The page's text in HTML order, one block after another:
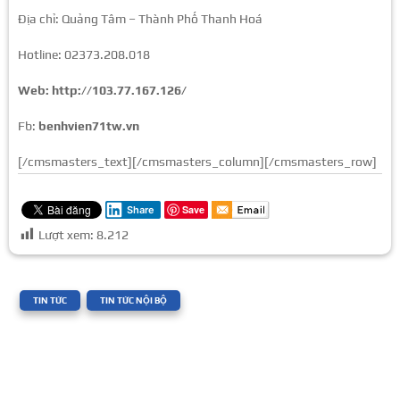
Địa chỉ: Quảng Tâm – Thành Phố Thanh Hoá
Hotline: 02373.208.018
Web: http://103.77.167.126/
Fb: benhvien71tw.vn
[/cmsmasters_text][/cmsmasters_column][/cmsmasters_row]
Share Save
Lượt xem: 8.212
TIN TỨC TIN TỨC NỘI BỘ